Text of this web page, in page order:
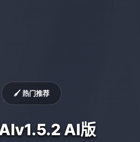
🖌️ 热门推荐
AI版